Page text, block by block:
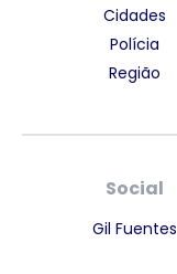
Cidades
Polícia
Região
Social
Gil Fuentes